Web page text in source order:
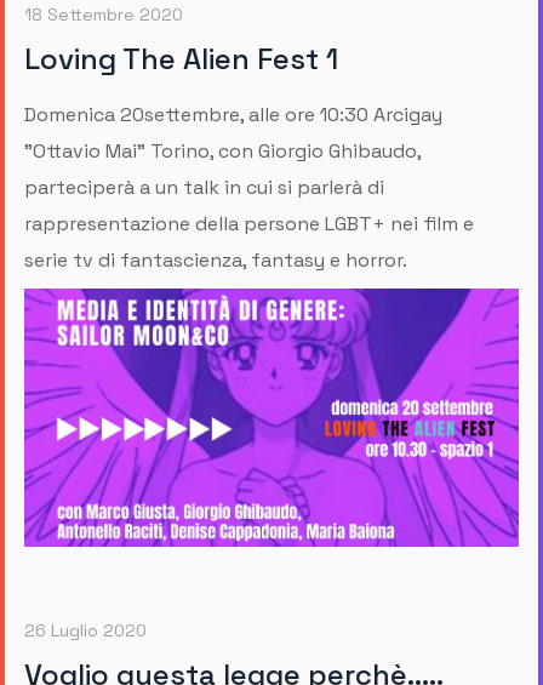
18 Settembre 2020
Loving The Alien Fest 1
Domenica 20settembre, alle ore 10:30 Arcigay
"Ottavio Mai" Torino, con Giorgio Ghibaudo,
parteciperà a un talk in cui si parlerà di
rappresentazione della persone LGBT+ nei film e
serie tv di fantascienza, fantasy e horror.
26 Luglio 2020
Voglio questa legge perchè.....